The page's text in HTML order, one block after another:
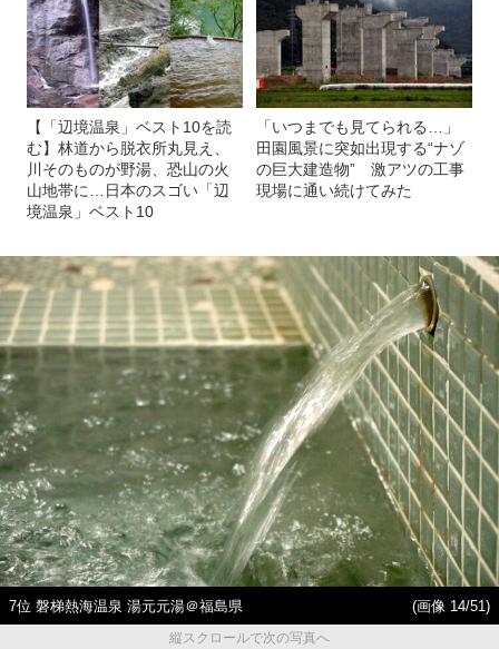
【「辺境温泉」ベスト10を読
む】林道から脱衣所丸見え、
川そのものが野湯、恐山の火
山地帯に…日本のスゴい「辺
境温泉」ベスト10
「いつまでも見てられる…」
田園風景に突如出現する“ナゾ
の巨大建造物” 激アツの工事
現場に通い続けてみた
7位 磐梯熱海温泉 湯元元湯＠福島県
(画像 14/51)
縦スクロールで次の写真へ